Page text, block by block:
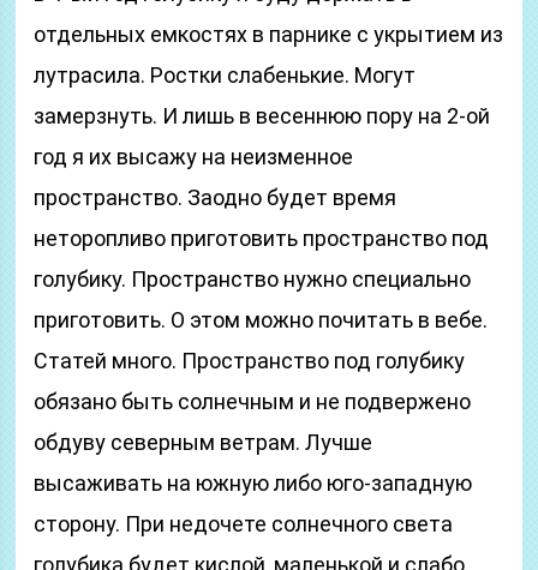
отдельных емкостях в парнике с укрытием из
лутрасила. Ростки слабенькие. Могут
замерзнуть. И лишь в весеннюю пору на 2-ой
год я их высажу на неизменное
пространство. Заодно будет время
неторопливо приготовить пространство под
голубику. Пространство нужно специально
приготовить. О этом можно почитать в вебе.
Статей много. Пространство под голубику
обязано быть солнечным и не подвержено
обдуву северным ветрам. Лучше
высаживать на южную либо юго-западную
сторону. При недочете солнечного света
голубика будет кислой, маленькой и слабо